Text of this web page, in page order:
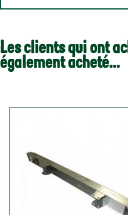
Les clients qui ont
également acheté...